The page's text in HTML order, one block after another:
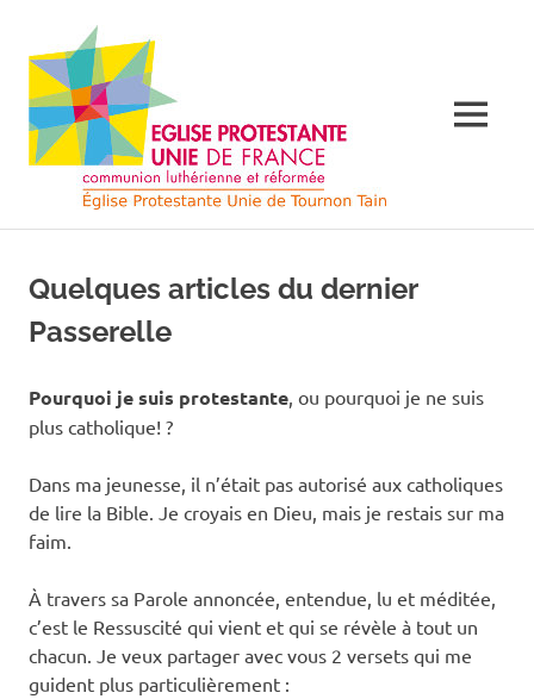
content
de
France
Rhône
Tain
de
France
à
sur
Rhône
et
l'Hermitage
MENU
Quelques articles du dernier
Passerelle
Pourquoi je suis protestante , ou pourquoi je ne suis
plus catholique! ?
Dans ma jeunesse, il n’était pas autorisé aux catholiques
de lire la Bible. Je croyais en Dieu, mais je restais sur ma
faim.
À travers sa Parole annoncée, entendue, lu et méditée,
c’est le Ressuscité qui vient et qui se révèle à tout un
chacun. Je veux partager avec vous 2 versets qui me
guident plus particulièrement :